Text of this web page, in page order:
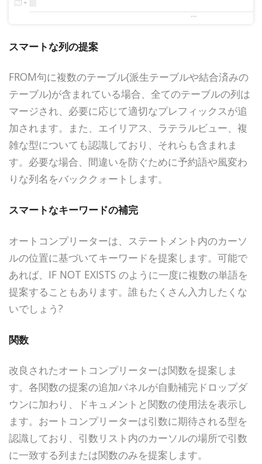
スマートな列の提案
FROM句に複数のテーブル(派生テーブルや結合済みの
テーブル)が含まれている場合、全てのテーブルの列は
マージされ、必要に応じて適切なプレフィックスが追
加されます。また、エイリアス、ラテラルビュー、複
雑な型についても認識しており、それらも含まれま
す。必要な場合、間違いを防ぐために予約語や風変わ
りな列名をバッククォートします。
スマートなキーワードの補完
オートコンプリーターは、ステートメント内のカーソ
ルの位置に基づいてキーワードを提案します。可能で
あれば、IF NOT EXISTS のように一度に複数の単語を
提案することもあります。誰もたくさん入力したくな
いでしょう?
関数
改良されたオートコンプリーターは関数を提案しま
す。各関数の提案の追加パネルが自動補完ドロップダ
ウンに加わり、ドキュメントと関数の使用法を表示し
ます。おートコンプリーターは引数に期待される型を
認識しており、引数リスト内のカーソルの場所で引数
に一致する列または関数のみを提案します。